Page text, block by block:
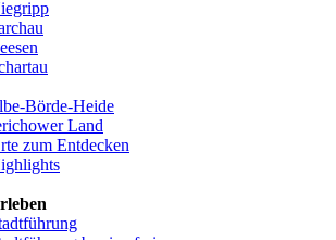
Börde-Heide
Land
zum Entdecken